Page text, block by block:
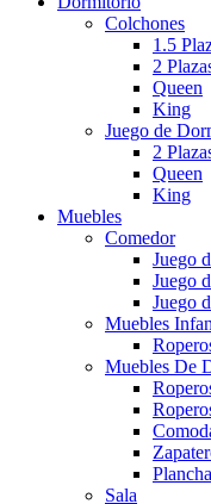
Colchones
1.5
2
Queen
King
Juego de
2
Queen
King
Muebles
Comedor
Juego
Juego
Juego
Muebles
Muebles De
Sala